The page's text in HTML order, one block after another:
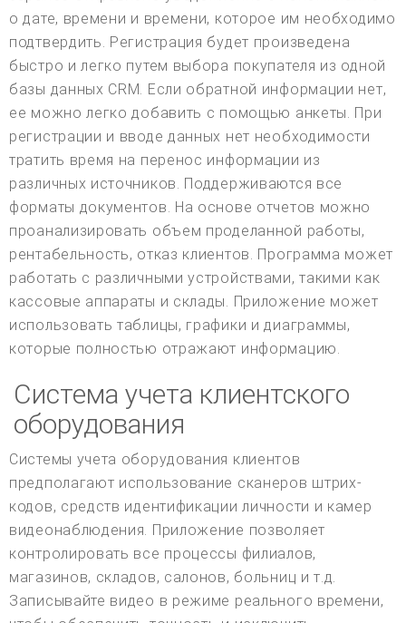
о дате, времени и времени, которое им необходимо
подтвердить. Регистрация будет произведена
быстро и легко путем выбора покупателя из одной
базы данных CRM. Если обратной информации нет,
ее можно легко добавить с помощью анкеты. При
регистрации и вводе данных нет необходимости
тратить время на перенос информации из
различных источников. Поддерживаются все
форматы документов. На основе отчетов можно
проанализировать объем проделанной работы,
рентабельность, отказ клиентов. Программа может
работать с различными устройствами, такими как
кассовые аппараты и склады. Приложение может
использовать таблицы, графики и диаграммы,
которые полностью отражают информацию.
Система учета клиентского
оборудования
Системы учета оборудования клиентов
предполагают использование сканеров штрих-
кодов, средств идентификации личности и камер
видеонаблюдения. Приложение позволяет
контролировать все процессы филиалов,
магазинов, складов, салонов, больниц и т.д.
Записывайте видео в режиме реального времени,